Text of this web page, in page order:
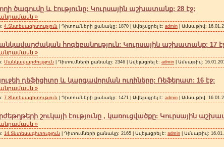
ծագումը և էությունը: Կուրսային աշխատանք: 28 էջ:
»
4.Տնտեսագիտություն | Դիտումների քանակը: 1870 | Ավելացրել է: admin | Ամսաթիվ:
հոգեբանություն: Կուրսային աշխատանք: 17
»
Մանկավարժություն | Դիտումների քանակը: 2346 | Ավելացրել է: admin | Ամսաթիվ:
դեֆիցիտը և կարգավորման ուղիները: Ռեֆերատ: 16 էջ:
»
7.Տնտեսագիտություն | Դիտումների քանակը: 1471 | Ավելացրել է: admin | Ամսաթիվ:
շուկայի էությունը , կառուցվածքը: Կուրսային
»
14.Տնտեսագիտություն | Դիտումների քանակը: 2165 | Ավելացրել է: admin | Ամսաթիվ: